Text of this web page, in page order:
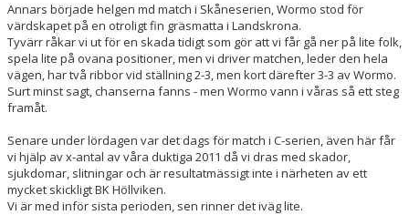
Annars började helgen md match i Skåneserien, Wormo stod för
värdskapet på en otroligt fin gräsmatta i Landskrona.
Tyvärr råkar vi ut för en skada tidigt som gör att vi får gå ner på lite folk,
spela lite på ovana positioner, men vi driver matchen, leder den hela
vägen, har två ribbor vid ställning 2-3, men kort därefter 3-3 av Wormo.
Surt minst sagt, chanserna fanns - men Wormo vann i våras så ett steg
framåt.
Senare under lördagen var det dags för match i C-serien, även här får
vi hjälp av x-antal av våra duktiga 2011 då vi dras med skador,
sjukdomar, slitningar och är resultatmässigt inte i närheten av ett
mycket skickligt BK Höllviken.
Vi är med inför sista perioden, sen rinner det iväg lite.